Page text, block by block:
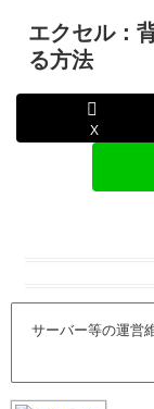
エクセル：
る方法
X
サーバー等の運営